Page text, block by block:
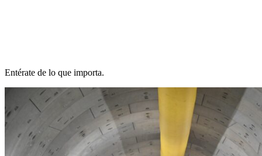
Entérate de lo que importa.